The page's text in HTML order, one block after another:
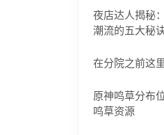
夜店达人揭秘
潮流的五大秘
在分院之前这
原神鸣草分布
鸣草资源